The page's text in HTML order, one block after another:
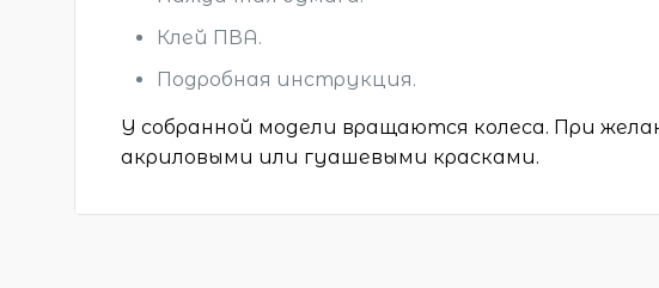
Клей ПВА.
Подробная инструкция.
У собранной модели вращаются колеса. При
акриловыми или гуашевыми красками.